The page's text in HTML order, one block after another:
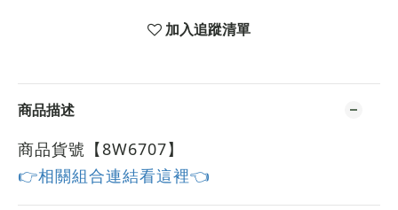
加入追蹤清單
商品描述
商品貨號【8W6707】
👉相關組合連結看這裡👈